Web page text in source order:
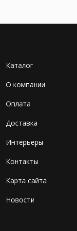
Каталог
О компании
Оплата
Доставка
Интерьеры
Контакты
Карта сайта
Новости